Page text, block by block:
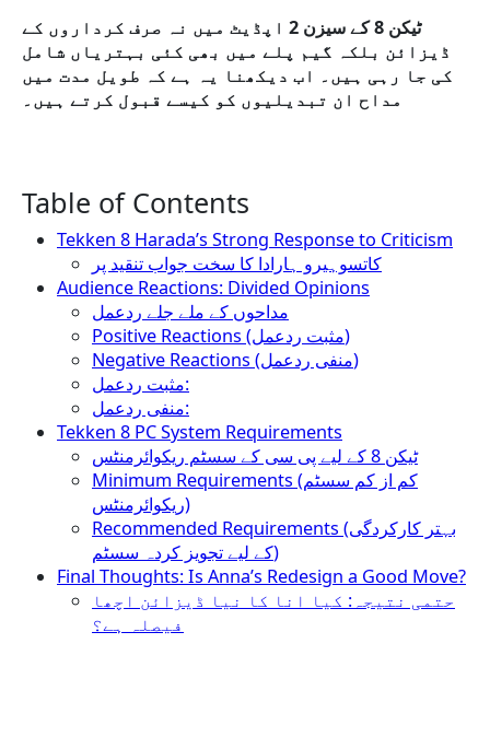
ٹیکن 8 کے سیزن 2 اپڈیٹ میں نہ صرف کرداروں کے
ڈیزائن بلکہ گیم پلے میں بھی کئی بہتریاں شامل
کی جا رہی ہیں۔ اب دیکھنا یہ ہے کہ طویل مدت میں
مداح ان تبدیلیوں کو کیسے قبول کرتے ہیں۔
Table of Contents
Tekken 8 Harada’s Strong Response to Criticism
کاتسوہیرو ہارادا کا سخت جواب تنقید پر
Audience Reactions: Divided Opinions
مداحوں کے ملے جلے ردعمل
Positive Reactions (مثبت ردعمل)
Negative Reactions (منفی ردعمل)
مثبت ردعمل:
منفی ردعمل:
Tekken 8 PC System Requirements
ٹیکن 8 کے لیے پی سی کے سسٹم ریکوائرمنٹس
Minimum Requirements (کم از کم سسٹم
ریکوائرمنٹس)
Recommended Requirements (بہتر کارکردگی
کے لیے تجویز کردہ سسٹم)
Final Thoughts: Is Anna’s Redesign a Good Move?
حتمی نتیجہ: کیا انا کا نیا ڈیزائن اچھا
فیصلہ ہے؟